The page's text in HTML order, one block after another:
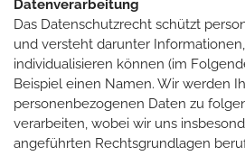
Datenverarbeitung
Das Datenschutzrecht schützt
und versteht darunter
individualisieren können (im
Beispiel einen Namen. Wir werden
personenbezogenen Daten zu
verarbeiten, wobei wir uns
angeführten Rechtsgrundlagen